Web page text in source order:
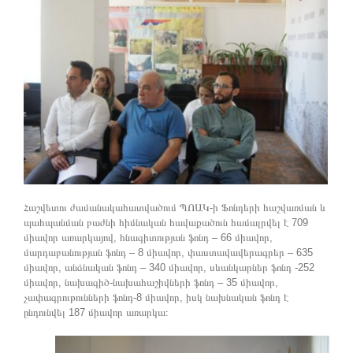
Հաշվետու ժամանակահատվածում ՊՈԱԿ-ի Ֆոնդերի հաշվառման և
պահպանման բաժնի հիմնական հավաքածուն համալրվել է 709
միավոր առարկայով, հնագիտության ֆոնդ – 66 միավոր,
մարդաբանության ֆոնդ – 8 միավոր, փաստավավերագրեր – 635
միավոր, անձնական ֆոնդ – 340 միավոր, սևանկարներ ֆոնդ -252
միավոր, նախագիծ-նախահաշիվների ֆոնդ – 35 միավոր,
չափագրութունների ֆոնդ-8 միավոր, իսկ նախնական ֆոնդ է
ընդունվել 187 միավոր առարկա։